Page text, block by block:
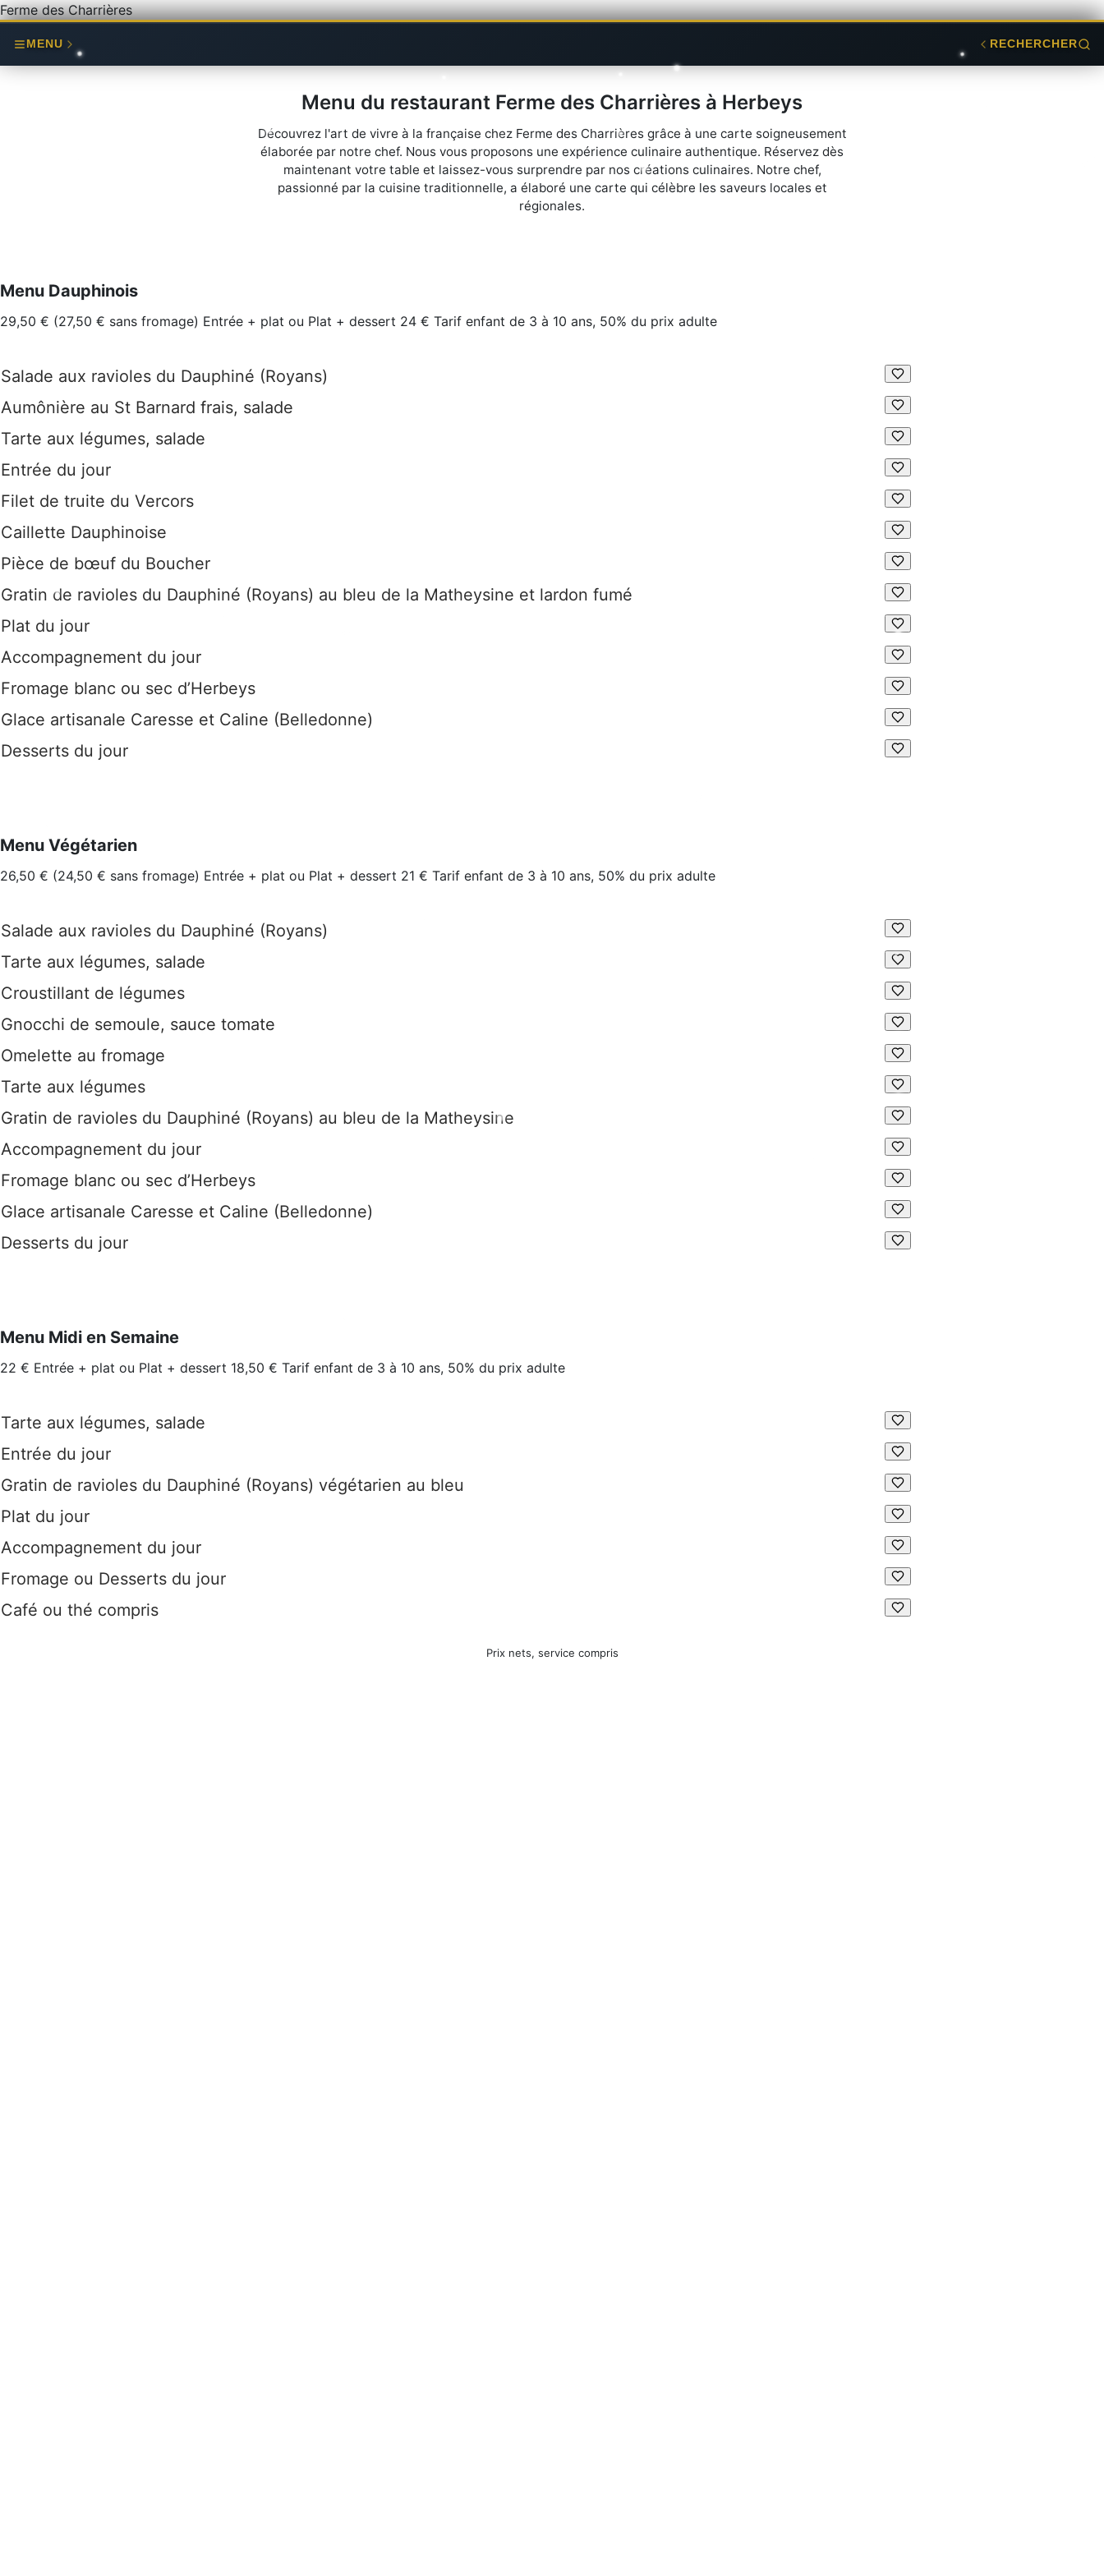
Ferme des Charrières
MENU RECHERCHER
Menu du restaurant Ferme des Charrières à Herbeys
Découvrez l'art de vivre à la française chez Ferme des Charrières grâce à une carte soigneusement
élaborée par notre chef. Nous vous proposons une expérience culinaire authentique. Réservez dès
maintenant votre table et laissez-vous surprendre par nos créations culinaires. Notre chef,
passionné par la cuisine traditionnelle, a élaboré une carte qui célèbre les saveurs locales et
régionales.
Menu Dauphinois
29,50 € (27,50 € sans fromage) Entrée + plat ou Plat + dessert 24 € Tarif enfant de 3 à 10 ans, 50% du prix adulte
Salade aux ravioles du Dauphiné (Royans)
Aumônière au St Barnard frais, salade
Tarte aux légumes, salade
Entrée du jour
Filet de truite du Vercors
Caillette Dauphinoise
Pièce de bœuf du Boucher
Gratin de ravioles du Dauphiné (Royans) au bleu de la Matheysine et lardon fumé
Plat du jour
Accompagnement du jour
Fromage blanc ou sec d’Herbeys
Glace artisanale Caresse et Caline (Belledonne)
Desserts du jour
Menu Végétarien
26,50 € (24,50 € sans fromage) Entrée + plat ou Plat + dessert 21 € Tarif enfant de 3 à 10 ans, 50% du prix adulte
Salade aux ravioles du Dauphiné (Royans)
Tarte aux légumes, salade
Croustillant de légumes
Gnocchi de semoule, sauce tomate
Omelette au fromage
Tarte aux légumes
Gratin de ravioles du Dauphiné (Royans) au bleu de la Matheysine
Accompagnement du jour
Fromage blanc ou sec d’Herbeys
Glace artisanale Caresse et Caline (Belledonne)
Desserts du jour
Menu Midi en Semaine
22 € Entrée + plat ou Plat + dessert 18,50 € Tarif enfant de 3 à 10 ans, 50% du prix adulte
Tarte aux légumes, salade
Entrée du jour
Gratin de ravioles du Dauphiné (Royans) végétarien au bleu
Plat du jour
Accompagnement du jour
Fromage ou Desserts du jour
Café ou thé compris
Prix nets, service compris